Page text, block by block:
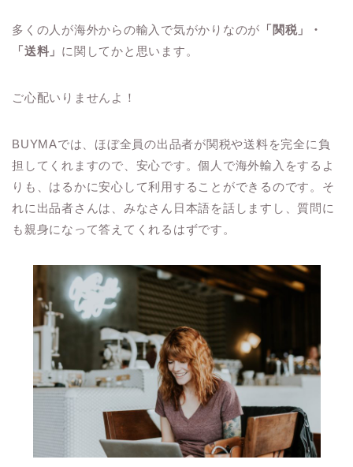
多くの人が海外からの輸入で気がかりなのが 「関税」・
「送料」 に関してかと思います。
ご心配いりませんよ！
BUYMAでは、ほぼ全員の出品者が関税や送料を完全に負
担してくれますので、安心です。個人で海外輸入をするよ
りも、はるかに安心して利用することができるのです。そ
れに出品者さんは、みなさん日本語を話しますし、質問に
も親身になって答えてくれるはずです。